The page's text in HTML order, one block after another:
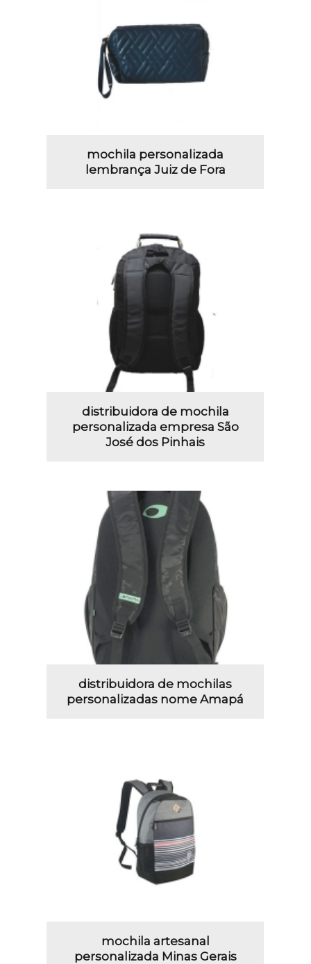
mochila personalizada
lembrança Juiz de Fora
distribuidora de mochila
personalizada empresa São
José dos Pinhais
distribuidora de mochilas
personalizadas nome Amapá
mochila artesanal
personalizada Minas Gerais